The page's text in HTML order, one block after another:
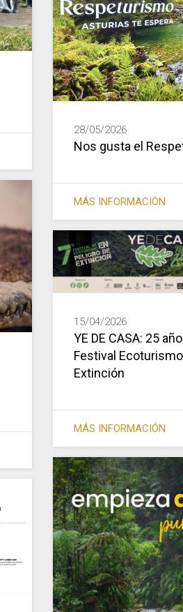
28/05/2026
Nos gusta el
MÁS INFORMACIÓN
15/04/2026
YE DE CASA: 25
Festival
Extinción
MÁS INFORMACIÓN